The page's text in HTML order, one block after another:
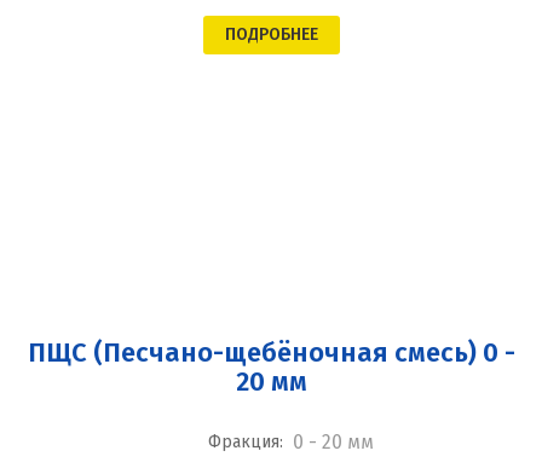
ПОДРОБНЕЕ
ПЩС (Песчано-щебёночная смесь) 0 -
20 мм
Фракция: 0 - 20 мм